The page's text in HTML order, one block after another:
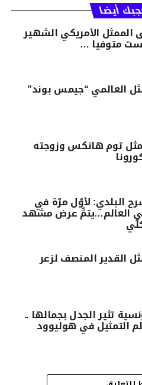
أيضا
الممثل الأمريكي الشهير
متوفيا …
العالمي “جيمس بوند”
توم هانكس وزوجته
البلدي: لأوّل مرّة في
العالم…يتمّّ عرض مشهد
القدير المنصف لزعر
تثير الجدل بجمالها ..
التمثيل في هوليوود